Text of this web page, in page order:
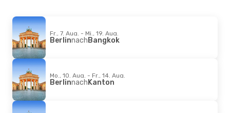
Fr., 7. Aug. - Mi., 19. Aug.
BerlinnachBangkok
Mo., 10. Aug. - Fr., 14. Aug.
BerlinnachKanton